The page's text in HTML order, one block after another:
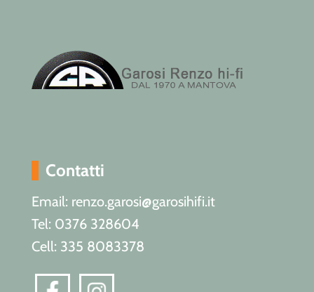
Contatti
Email: renzo.garosi@garosihifi.it
Tel: 0376 328604
Cell: 335 8083378